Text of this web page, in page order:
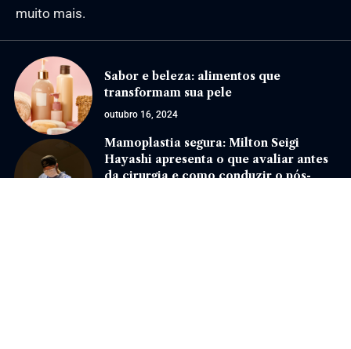
muito mais.
Sabor e beleza: alimentos que
transformam sua pele
outubro 16, 2024
Mamoplastia segura: Milton Seigi
Hayashi apresenta o que avaliar antes
da cirurgia e como conduzir o pós-